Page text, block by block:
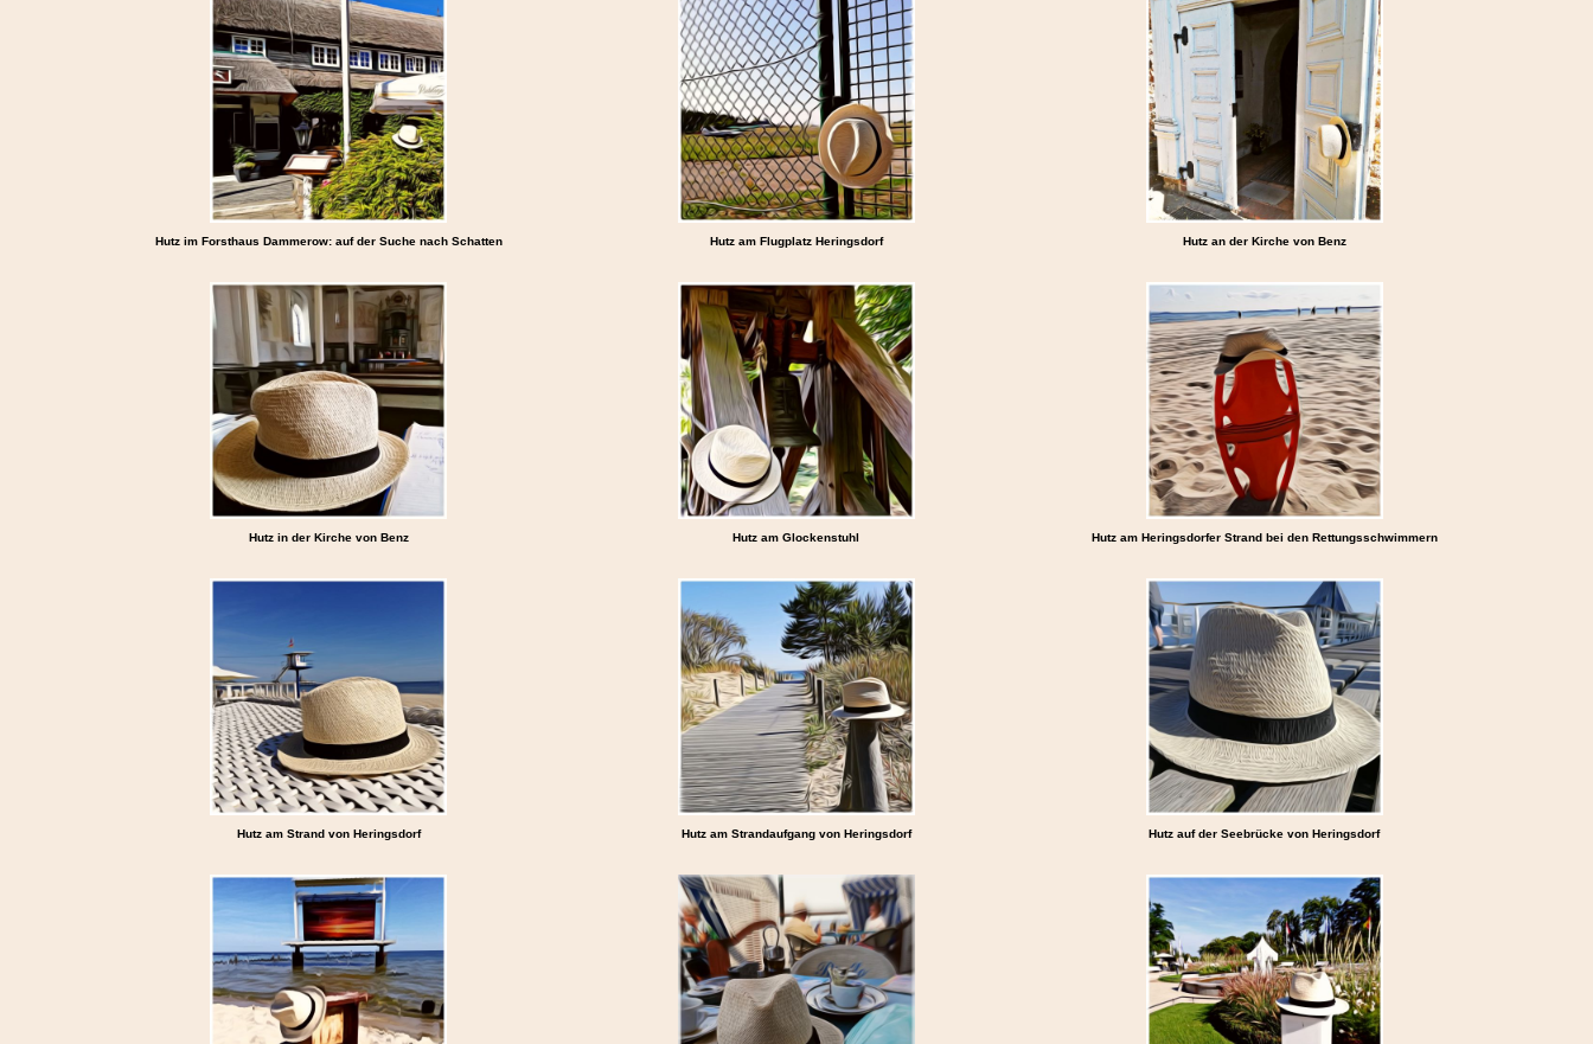
Hutz im Forsthaus Dammerow: auf der Suche nach Schatten Hutz am Flugplatz Heringsdorf Hutz an der Kirche von Benz
Hutz in der Kirche von Benz Hutz am Glockenstuhl Hutz am Heringsdorfer Strand bei den Rettungsschwimmern
Hutz am Strand von Heringsdorf Hutz am Strandaufgang von Heringsdorf Hutz auf der Seebrücke von Heringsdorf